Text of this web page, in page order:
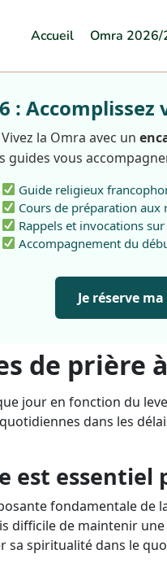
Accueil Omra
:
Vivez la Omra avec un
guides vous
Guide religieux
Cours de préparation aux
Rappels et invocations
Accompagnement du
Je réserve
de prière
jour en fonction du
dans les
est essentiel
fondamentale
difficile de maintenir
sa spiritualité dans le